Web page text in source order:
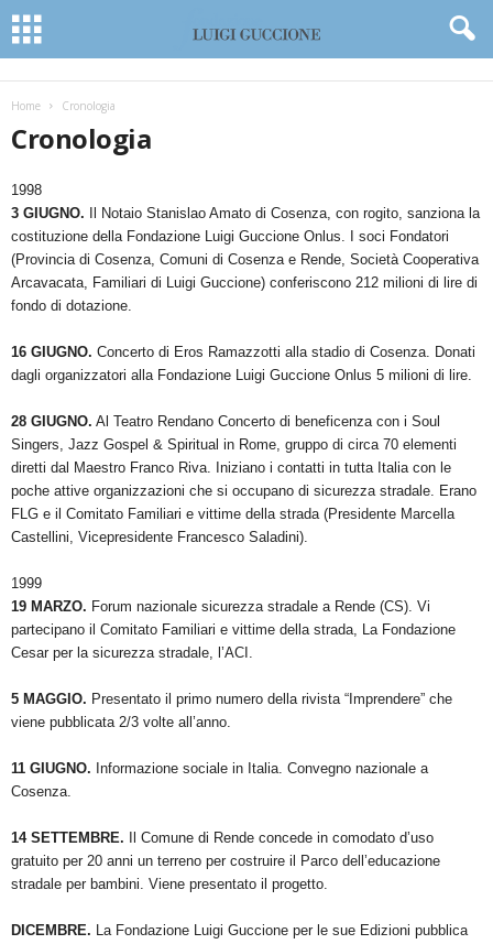
Home Cronologia
Cronologia
1998
3 GIUGNO.
Il Notaio Stanislao Amato di Cosenza, con rogito, sanziona la
costituzione della Fondazione Luigi Guccione Onlus. I soci Fondatori
(Provincia di Cosenza, Comuni di Cosenza e Rende, Società Cooperativa
Arcavacata, Familiari di Luigi Guccione) conferiscono 212 milioni di lire di
fondo di dotazione.
16 GIUGNO. Concerto di Eros Ramazzotti alla stadio di Cosenza. Donati
dagli organizzatori alla Fondazione Luigi Guccione Onlus 5 milioni di lire.
28 GIUGNO. Al Teatro Rendano Concerto di beneficenza con i Soul
Singers, Jazz Gospel & Spiritual in Rome, gruppo di circa 70 elementi
diretti dal Maestro Franco Riva. Iniziano i contatti in tutta Italia con le
poche attive organizzazioni che si occupano di sicurezza stradale. Erano
FLG e il Comitato Familiari e vittime della strada (Presidente Marcella
Castellini, Vicepresidente Francesco Saladini).
1999
19 MARZO. Forum nazionale sicurezza stradale a Rende (CS). Vi
partecipano il Comitato Familiari e vittime della strada, La Fondazione
Cesar per la sicurezza stradale, l’ACI.
5 MAGGIO. Presentato il primo numero della rivista “Imprendere” che
viene pubblicata 2/3 volte all’anno.
11 GIUGNO. Informazione sociale in Italia. Convegno nazionale a
Cosenza.
14 SETTEMBRE.
Il Comune di Rende concede in comodato d’uso
gratuito per 20 anni un terreno per costruire il Parco dell’educazione
stradale per bambini. Viene presentato il progetto.
DICEMBRE. La Fondazione Luigi Guccione per le sue Edizioni pubblica